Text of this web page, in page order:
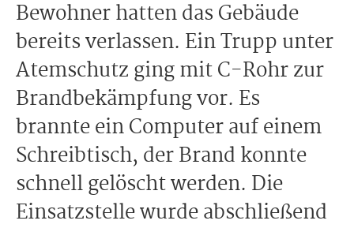
Bewohner hatten das Gebäude
bereits verlassen. Ein Trupp unter
Atemschutz ging mit C-Rohr zur
Brandbekämpfung vor. Es
brannte ein Computer auf einem
Schreibtisch, der Brand konnte
schnell gelöscht werden. Die
Einsatzstelle wurde abschließend